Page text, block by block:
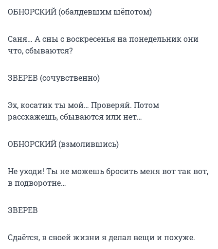
ОБНОРСКИЙ (обалдевшим шёпотом)
Саня… А сны с воскресенья на понедельник они
что, сбываются?
ЗВЕРЕВ (сочувственно)
Эх, косатик ты мой… Проверяй. Потом
расскажешь, сбываются или нет…
ОБНОРСКИЙ (взмолившись)
Не уходи! Ты не можешь бросить меня вот так вот,
в подворотне…
ЗВЕРЕВ
Сдаётся, в своей жизни я делал вещи и похуже.